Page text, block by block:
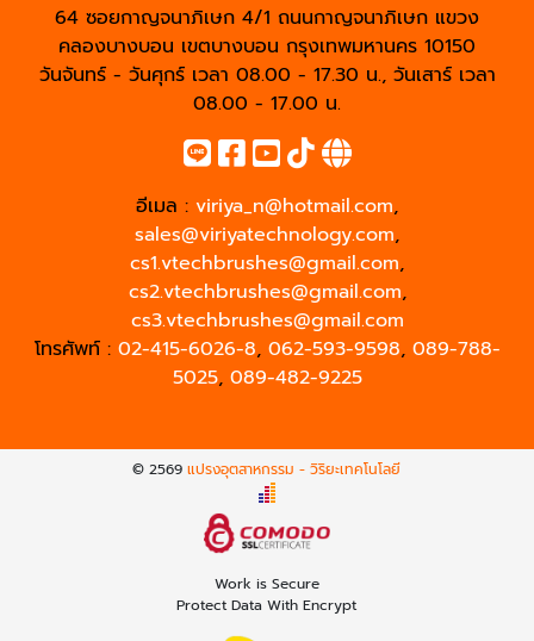
64 ซอยกาญจนาภิเษก 4/1 ถนนกาญจนาภิเษก แขวง
คลองบางบอน เขตบางบอน กรุงเทพมหานคร 10150
วันจันทร์ - วันศุกร์ เวลา 08.00 - 17.30 น., วันเสาร์ เวลา
08.00 - 17.00 น.
อีเมล : viriya_n@hotmail.com,
sales@viriyatechnology.com,
cs1.vtechbrushes@gmail.com,
cs2.vtechbrushes@gmail.com,
cs3.vtechbrushes@gmail.com
โทรศัพท์ : 02-415-6026-8, 062-593-9598, 089-788-
5025, 089-482-9225
© 2569แปรงอุตสาหกรรม - วิริยะเทคโนโลยี
Work is Secure
Protect Data With Encrypt